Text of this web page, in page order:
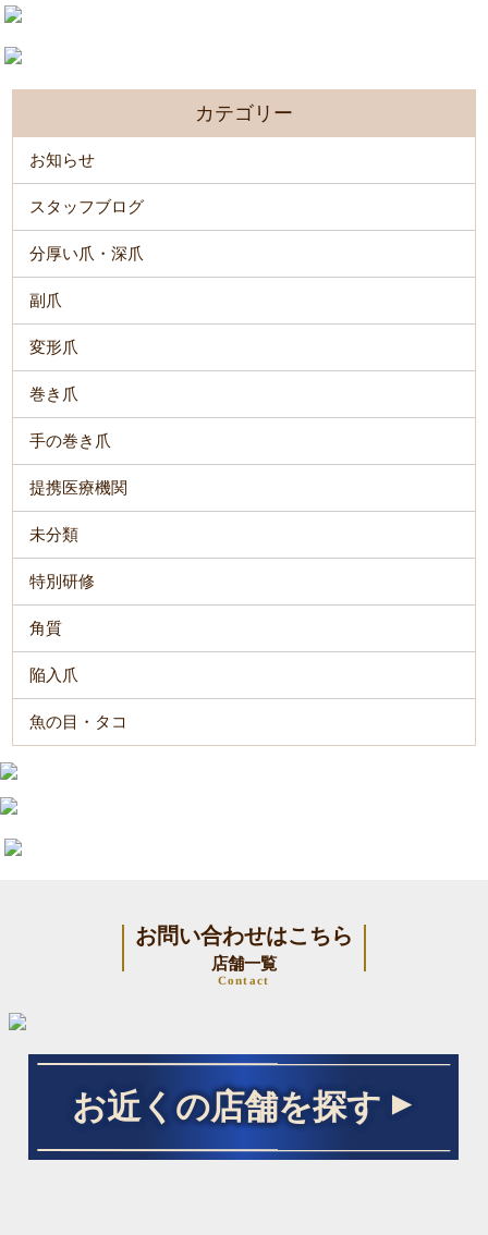
カテゴリー
お知らせ
スタッフブログ
分厚い爪・深爪
副爪
変形爪
巻き爪
手の巻き爪
提携医療機関
未分類
特別研修
角質
陥入爪
魚の目・タコ
お問い合わせはこちら
店舗一覧
Contact
お近くの店舗を探す